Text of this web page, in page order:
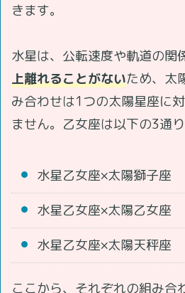
きます。
水星は、公転速度や軌道の関
上離れることがないため、太
み合わせは1つの太陽星座に
ません。乙女座は以下の3通り
水星乙女座×太陽獅子座
水星乙女座×太陽乙女座
水星乙女座×太陽天秤座
ここから、それぞれの組み合